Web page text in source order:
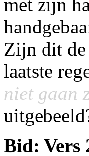
met zijn
Zijn dit de
laatste
niet gaan
Bid: Vers